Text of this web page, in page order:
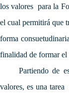
los valores para la
el cual permitirá que
forma
finalidad de formar el
Partiendo de
valores, es una tarea